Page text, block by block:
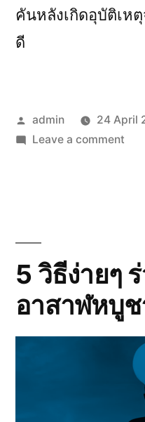
คันหลังเกิดอุบัติเห
ดี
Posted
by
admin 24 April
Leave a commenton
รถ
ฝ่า
ฝน
ลาก
ของ
หนัก
ขวาง
ถนน
5 วิธีง่ายๆ
อาสาฬหบู